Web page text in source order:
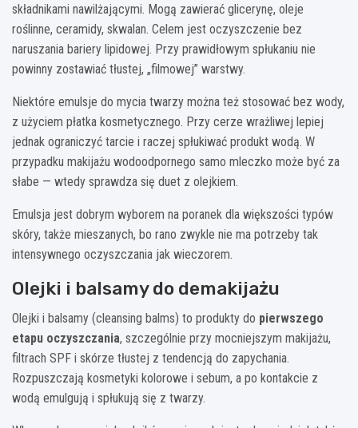
składnikami nawilżającymi. Mogą zawierać glicerynę, oleje
roślinne, ceramidy, skwalan. Celem jest oczyszczenie bez
naruszania bariery lipidowej. Przy prawidłowym spłukaniu nie
powinny zostawiać tłustej, „filmowej” warstwy.
Niektóre emulsje do mycia twarzy można też stosować bez wody,
z użyciem płatka kosmetycznego. Przy cerze wrażliwej lepiej
jednak ograniczyć tarcie i raczej spłukiwać produkt wodą. W
przypadku makijażu wodoodpornego samo mleczko może być za
słabe — wtedy sprawdza się duet z olejkiem.
Emulsja jest dobrym wyborem na poranek dla większości typów
skóry, także mieszanych, bo rano zwykle nie ma potrzeby tak
intensywnego oczyszczania jak wieczorem.
Olejki i balsamy do demakijażu
Olejki i balsamy (cleansing balms) to produkty do pierwszego
etapu oczyszczania, szczególnie przy mocniejszym makijażu,
filtrach SPF i skórze tłustej z tendencją do zapychania.
Rozpuszczają kosmetyki kolorowe i sebum, a po kontakcie z
wodą emulgują i spłukują się z twarzy.